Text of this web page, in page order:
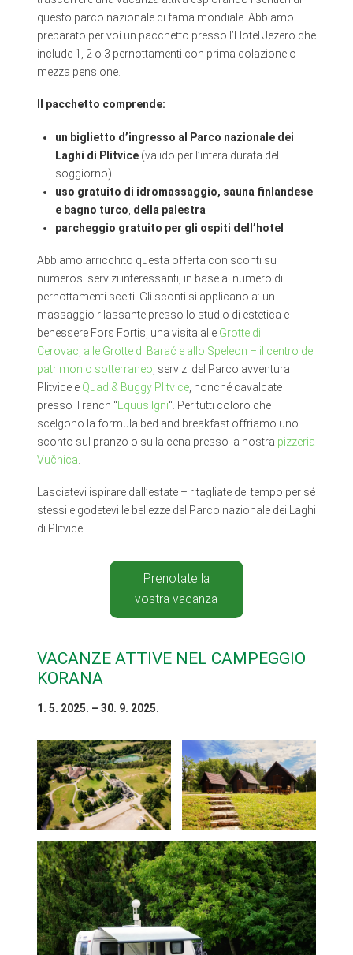
questo parco nazionale di fama mondiale. Abbiamo
preparato per voi un pacchetto presso l’Hotel Jezero che
include 1, 2 o 3 pernottamenti con prima colazione o
mezza pensione.
Il pacchetto comprende:
un biglietto d’ingresso al Parco nazionale dei
Laghi di Plitvice (valido per l’intera durata del
soggiorno)
uso gratuito di idromassaggio, sauna finlandese
e bagno turco della palestra
parcheggio gratuito per gli ospiti dell’hotel
Abbiamo arricchito questa offerta con sconti su
numerosi servizi interessanti, in base al numero di
pernottamenti scelti. Gli sconti si applicano a: un
massaggio rilassante presso lo studio di estetica e
benessere Fors Fortis, una visita alle Grotte di
Cerovac alle Grotte di Barać e allo Speleon – il centro del
patrimonio sotterraneo , servizi del Parco avventura
Plitvice e Quad & Buggy Plitvice, nonché cavalcate
presso il ranch “Equus Igni“. Per tutti coloro che
scelgono la formula bed and breakfast offriamo uno
sconto sul pranzo o sulla cena presso la nostra pizzeria
Vučnica
Lasciatevi ispirare dall’estate – ritagliate del tempo per sé
stessi e godetevi le bellezze del Parco nazionale dei Laghi
di Plitvice!
Prenotate la
vostra vacanza
VACANZE ATTIVE NEL CAMPEGGIO
KORANA
1. 5. 2025. – 30. 9. 2025.